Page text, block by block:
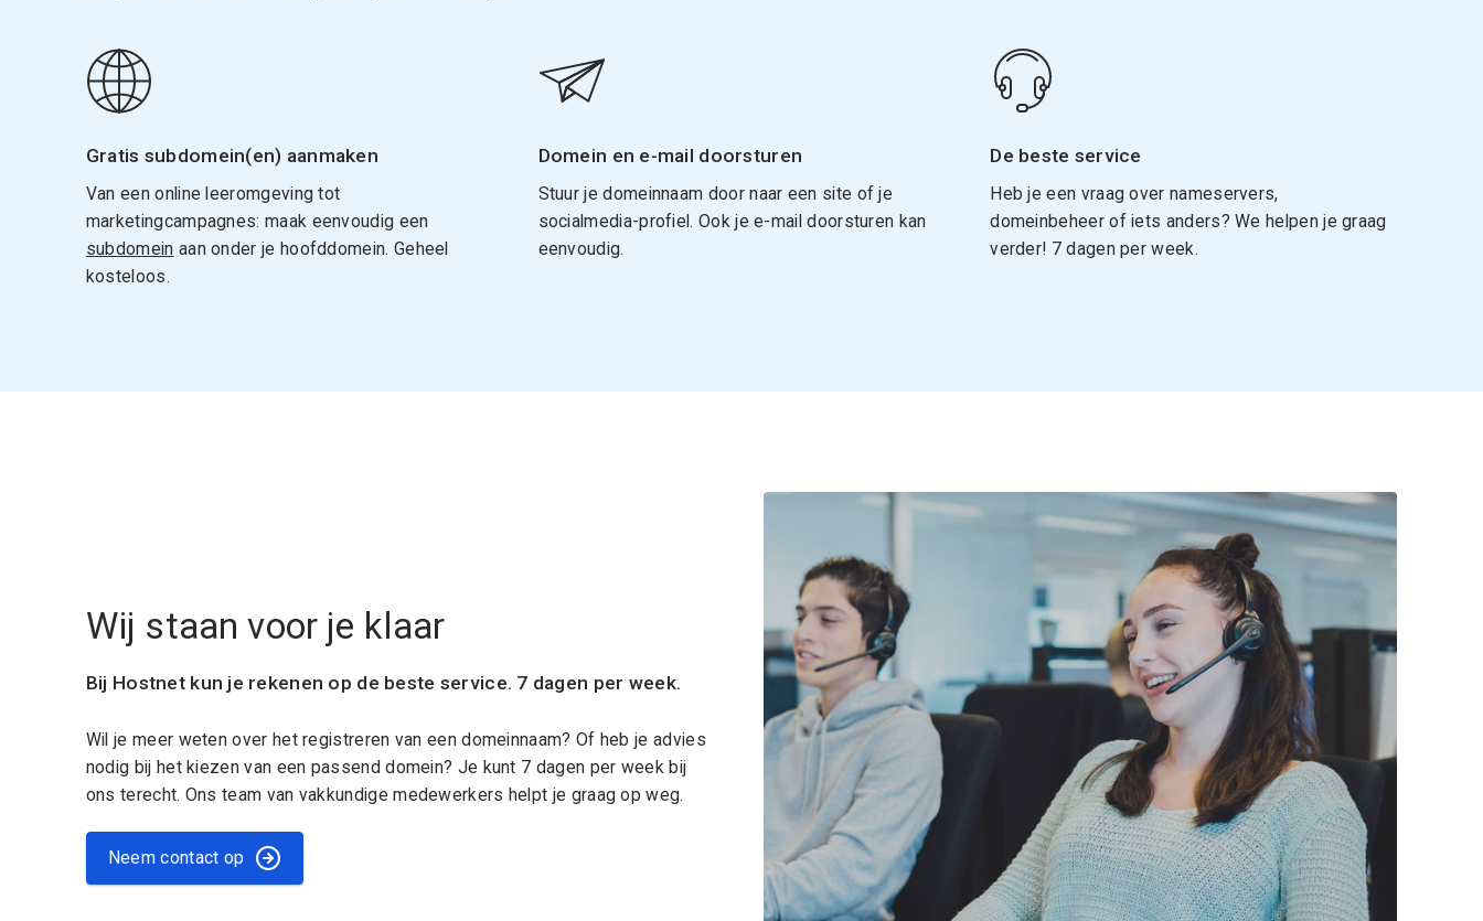
Gratis subdomein(en) aanmaken
Van een online leeromgeving tot
marketingcampagnes: maak eenvoudig een
subdomein aan onder je hoofddomein. Geheel
kosteloos.
Domein en e-mail doorsturen
Stuur je domeinnaam door naar een site of je
socialmedia-profiel. Ook je e-mail doorsturen kan
eenvoudig.
De beste service
Heb je een vraag over nameservers,
domeinbeheer of iets anders? We helpen je graag
verder! 7 dagen per week.
Wij staan voor je klaar
Bij Hostnet kun je rekenen op de beste service. 7 dagen per week.
Wil je meer weten over het registreren van een domeinnaam? Of heb je advies
nodig bij het kiezen van een passend domein? Je kunt 7 dagen per week bij
ons terecht. Ons team van vakkundige medewerkers helpt je graag op weg.
Neem contact op